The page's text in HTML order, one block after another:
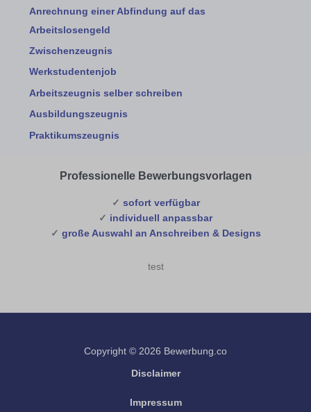
Anrechnung einer Abfindung auf das
Arbeitslosengeld
Zwischenzeugnis
Werkstudentenjob
Arbeitszeugnis selber schreiben
Ausbildungszeugnis
Praktikumszeugnis
Professionelle Bewerbungsvorlagen
✓ sofort verfügbar
✓ individuell anpassbar
✓ große Auswahl an Anschreiben & Designs
test
Copyright © 2026 Bewerbung.co
Disclaimer
Impressum